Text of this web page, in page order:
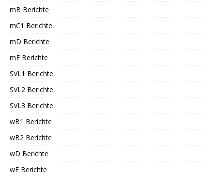
mB Berichte
mC1 Berichte
mD Berichte
mE Berichte
SVL1 Berichte
SVL2 Berichte
SVL3 Berichte
wB1 Berichte
wB2 Berichte
wD Berichte
wE Berichte